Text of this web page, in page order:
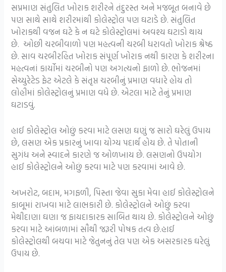
સપ્રમાણ સંતુલિત ખોરાક શરીરને તંદુરસ્ત અને મજબૂત બનાવે છે
પણ સાથે સાથે શરીરમાંથી કોલેસ્ટ્રોલ પણ ઘટાડે છે. સંતુલિત
ખોરાકથી વજન ઘટે કે ન ઘટે કોલેસ્ટ્રોલમાં અવશ્ય ઘટાડો થાય
છે. ઓછી ચરબીવાળો પણ મહત્વની ચરબી ધરાવતો ખોરાક શ્રેષ્ઠ
છે. સાવ ચરબીરહિત ખોરાક સંપૂર્ણ ખોરાક નથી કારણ કે શરીરના
મહત્વનાં કાર્યોમાં ચરબીનો પણ અગત્યનો ફાળો છે. ભોજનમાં
સેચ્યુરેટેડ ફેટ એટલે કે સંતૃપ્ત ચરબીનું પ્રમાણ વધારે હોય તો
લોહીમાં કોલેસ્ટ્રોલનું પ્રમાણ વધે છે. એટલા માટે તેનું પ્રમાણ
ઘટાડવું.
હાઈ કોલેસ્ટ્રોલ ઓછું કરવા માટે લસણ ઘણું જ સારો ઘરેલું ઉપાય
છે, લસણ એક પ્રકારનું ખાવા યોગ્ય પદાર્થ હોય છે. તે પોતાની
સુગંધ અને સ્વાદને કારણે જ ઓળખાય છે. લસણનો ઉપયોગ
હાઈ કોલેસ્ટ્રોલને ઓછું કરવા માટે પણ કરવામાં આવે છે.
અખરોટ, બદામ, મગફળી, પિસ્તા જેવા સુકા મેવા હાઈ કોલેસ્ટ્રોલને
કાબૂમાં રાખવા માટે લાભકારી છે. કોલેસ્ટ્રોલને ઓછું કરવા
મેથીદાણા ઘણા જ ફાયદાકારક સાબિત થાય છે. કોલેસ્ટ્રોલને ઓછું
કરવા માટે આંબળામાં સૌથી જરૂરી પોષક તત્વ છે.હાઈ
કોલેસ્ટ્રોલથી બચવા માટે જેતુનનું તેલ પણ એક અસરકારક ઘરેલું
ઉપાય છે.